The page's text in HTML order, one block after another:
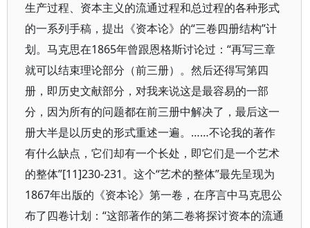
生产过程、资本主义的流通过程和总过程的各种形式
的一系列手稿，提出《资本论》的“三卷四册结构”计
划。马克思在1865年曾跟恩格斯讨论过：“再写三章
就可以结束理论部分（前三册）。然后还得写第四
册，即历史文献部分，对我来说这是最容易的一部
分，因为所有的问题都在前三册中解决了，最后这一
册大半是以历史的形式重述一遍。……不论我的著作
有什么缺点，它们却有一个长处，即它们是一个艺术
的整体”[11]230-231。这个“艺术的整体”最先呈现为
1867年出版的《资本论》第一卷，在序言中马克思公
布了四卷计划：“这部著作的第二卷将探讨资本的流通